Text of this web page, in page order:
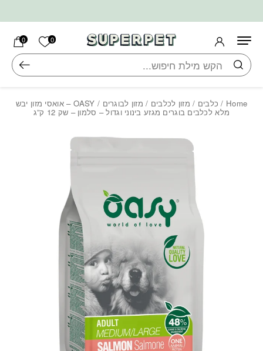
0 הרשימה
0
חיפוש
Home
/ כלבים / מזון לכלבים / מזון לבוגרים / OASY – אואסי מזון יבש
מלא לכלבים בוגרים מגזע בינוני וגדול – סלמון – שק 12 ק”ג